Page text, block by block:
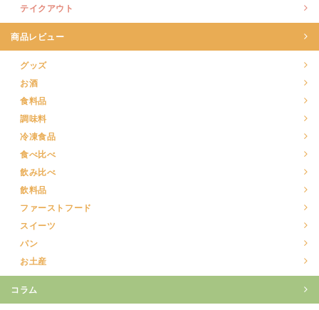
テイクアウト
商品レビュー
グッズ
お酒
食料品
調味料
冷凍食品
食べ比べ
飲み比べ
飲料品
ファーストフード
スイーツ
パン
お土産
コラム